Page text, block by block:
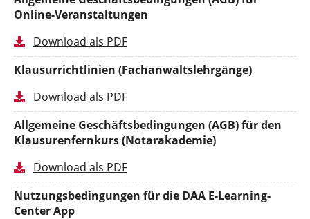
Online-Veranstaltungen
Download als PDF
Klausurrichtlinien (Fachanwaltslehrgänge)
Download als PDF
Allgemeine Geschäftsbedingungen (AGB) für den
Klausurenfernkurs (Notarakademie)
Download als PDF
Nutzungsbedingungen für die DAA E-Learning-
Center App